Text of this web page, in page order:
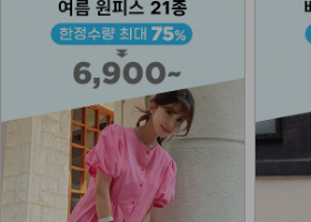
KO31-P-01/위드나크 카고 트레이닝
팬츠
27,900 15,900
DM61-P-17/엘 세미 와이드 데님팬츠
_DY
32,900